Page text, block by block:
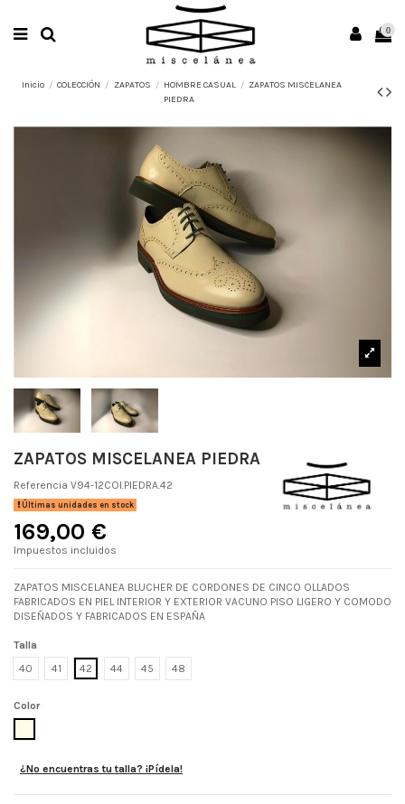
0
Inicio COLECCIÓN ZAPATOS HOMBRE CASUAL
ZAPATOS MISCELANEA
PIEDRA
ZAPATOS MISCELANEA PIEDRA
Referencia V94-12COI.PIEDRA.42
Últimas unidades en stock
169,00 €
Impuestos incluidos
ZAPATOS MISCELANEA BLUCHER DE CORDONES DE CINCO OLLADOS
FABRICADOS EN PIEL INTERIOR Y EXTERIOR VACUNO PISO LIGERO Y COMODO
DISEÑADOS Y FABRICADOS EN ESPAÑA
Talla
40
41 42 44 45 48
Color
¿No encuentras tu talla? ¡Pídela!